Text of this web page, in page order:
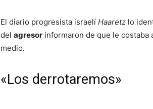
El diario progresista israelí Haaretz lo
del agresor informaron de que le costaba
medio.
«Los derrotaremos»